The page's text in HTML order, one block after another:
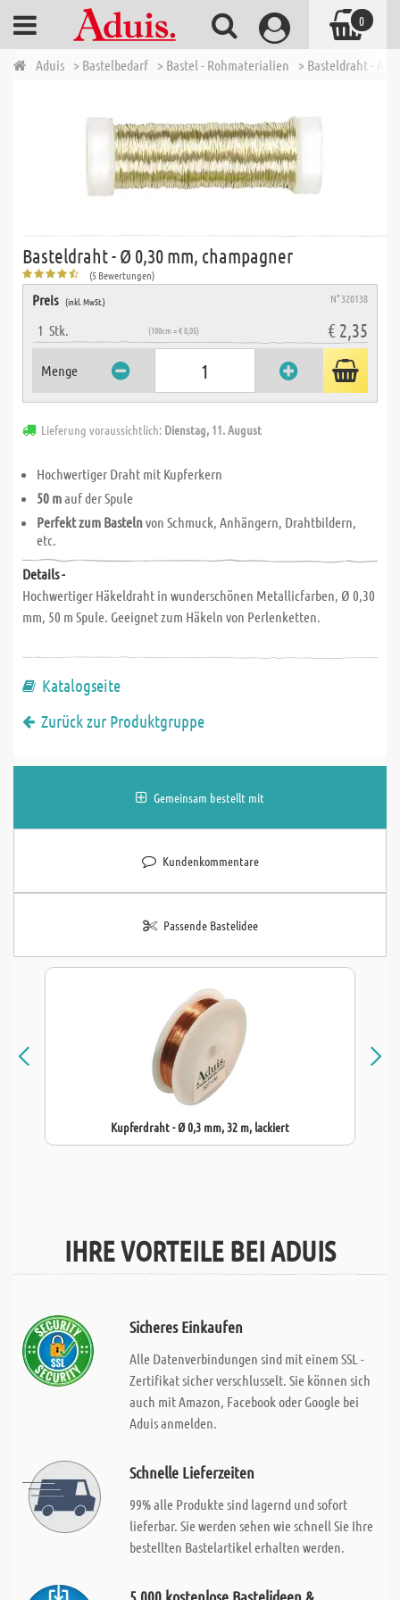
Aduis > Bastelbedarf > Bastel - Rohmaterialien > Basteldraht -
Basteldraht - Ø 0,30 mm, champagner
(5 Bewertungen)
Preis (inkl. MwSt.) N° 320138
1 Stk. (100cm = € 0,05) € 2,35
Menge
Lieferung voraussichtlich: Dienstag, 11. August
Hochwertiger Draht mit Kupferkern
50 mauf der Spule
Perfekt zum Bastelnvon Schmuck, Anhängern, Drahtbildern,
etc.
Details -
Hochwertiger Häkeldraht in wunderschönen Metallicfarben, Ø 0,30
mm, 50 m Spule. Geeignet zum Häkeln von Perlenketten.
Katalogseite
Zurück zur Produktgruppe
Gemeinsam bestellt mit
Kundenkommentare
Passende Bastelidee
Kupferdraht - Ø 0,3 mm, 32 m, lackiert
IHRE VORTEILE BEI ADUIS
Sicheres Einkaufen
Alle Datenverbindungen sind mit einem SSL -
Zertifikat sicher verschlusselt. Sie können sich
auch mit Amazon, Facebook oder Google bei
Aduis anmelden.
Schnelle Lieferzeiten
99% alle Produkte sind lagernd und sofort
lieferbar. Sie werden sehen wie schnell Sie Ihre
bestellten Bastelartikel erhalten werden.
0